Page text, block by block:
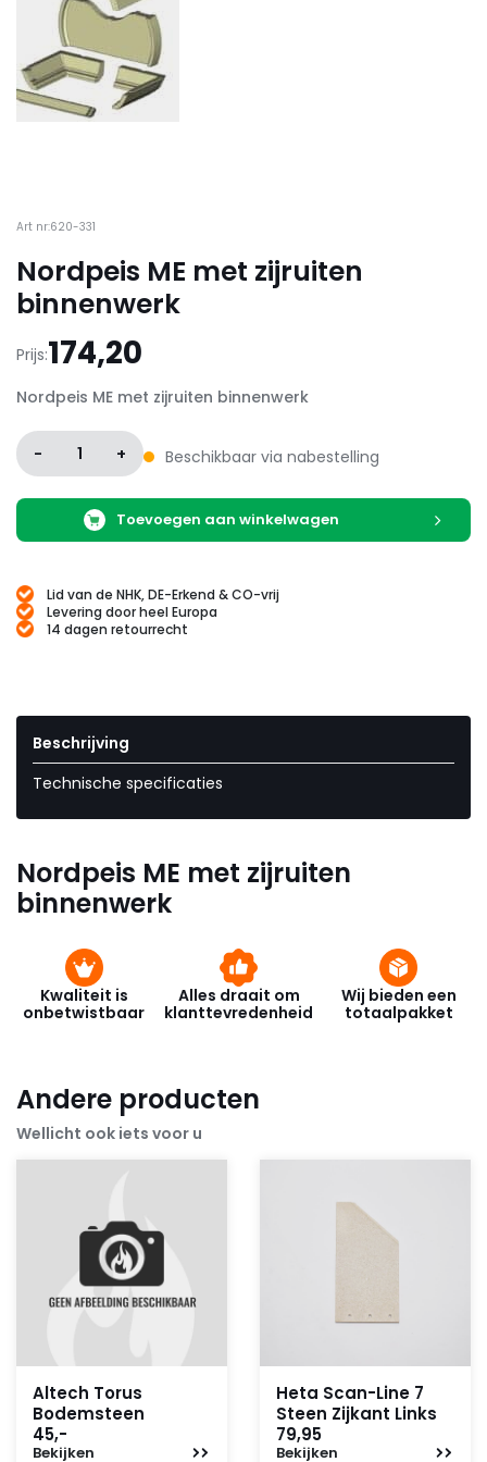
Art nr:620-331
Nordpeis ME met zijruiten
binnenwerk
Prijs:174,20
Nordpeis ME met zijruiten binnenwerk
- 1 + Beschikbaar via nabestelling
Toevoegen aan winkelwagen
Lid van de NHK, DE-Erkend & CO-vrij
Levering door heel Europa
14 dagen retourrecht
Beschrijving
Technische specificaties
Nordpeis ME met zijruiten
binnenwerk
Kwaliteit is
onbetwistbaar
Alles draait om
klanttevredenheid
Wij bieden een
totaalpakket
Andere producten
Wellicht ook iets voor u
Altech Torus
Bodemsteen
45,-
Bekijken
Heta Scan-Line 7
Steen Zijkant Links
79,95
Bekijken